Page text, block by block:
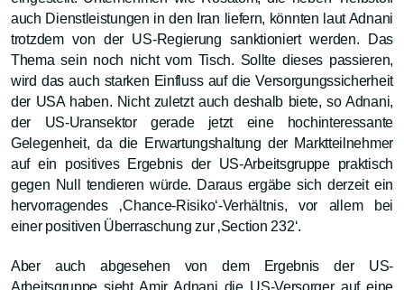
auch Dienstleistungen in den Iran liefern, könnten laut Adnani
trotzdem von der US-Regierung sanktioniert werden. Das
Thema sein noch nicht vom Tisch. Sollte dieses passieren,
wird das auch starken Einfluss auf die Versorgungssicherheit
der USA haben. Nicht zuletzt auch deshalb biete, so Adnani,
der US-Uransektor gerade jetzt eine hochinteressante
Gelegenheit, da die Erwartungshaltung der Marktteilnehmer
auf ein positives Ergebnis der US-Arbeitsgruppe praktisch
gegen Null tendieren würde. Daraus ergäbe sich derzeit ein
hervorragendes ‚Chance-Risiko‘-Verhältnis, vor allem bei
einer positiven Überraschung zur ‚Section 232‘.
Aber auch abgesehen von dem Ergebnis der US-
Arbeitsgruppe sieht Amir Adnani die US-Versorger auf eine